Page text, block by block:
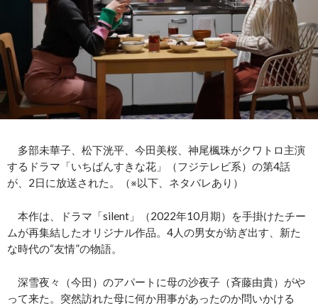
多部未華子、松下洸平、今田美桜、神尾楓珠がクワトロ主演
するドラマ「いちばんすきな花」（フジテレビ系）の第4話
が、2日に放送された。（※以下、ネタバレあり）
本作は、ドラマ「silent」（2022年10月期）を手掛けたチー
ムが再集結したオリジナル作品。4人の男女が紡ぎ出す、新た
な時代の“友情”の物語。
深雪夜々（今田）のアパートに母の沙夜子（斉藤由貴）がや
って来た。突然訪れた母に何か用事があったのか問いかける